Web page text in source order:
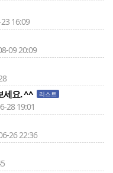
16:09
09 20:09
세요. ^^ 리스트
28 19:01
26 22:36